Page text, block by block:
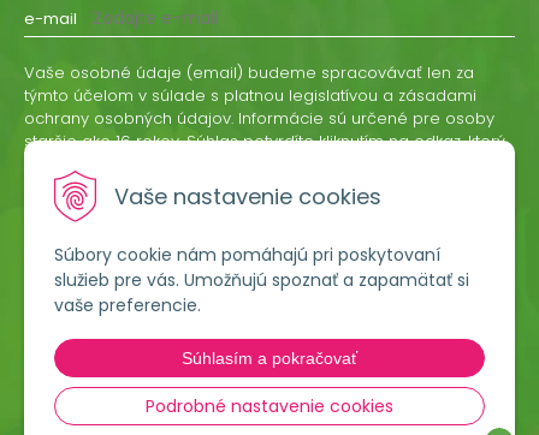
Vaše nastavenie cookies
Súbory cookie nám pomáhajú pri poskytovaní
služieb pre vás. Umožňujú spoznať a zapamätať si
vaše preferencie.
Súhlasím a pokračovať
Podrobné nastavenie cookies
Lumigreen, s.r.o.
Hradská 535
966 54 Tekovské Nemce
e-mail
ODOBERAŤ
Vaše osobné údaje (email) budeme spracovávať len za
týmto účelom v súlade s platnou legislatívou a zásadami
ochrany osobných údajov. Informácie sú určené pre osoby
staršie ako 16 rokov. Súhlas potvrdíte kliknutím na odkaz, ktorý
odvolať písomne, emailom alebo kliknutím na odkaz z
ktoréhokoľvek informačného emailu.